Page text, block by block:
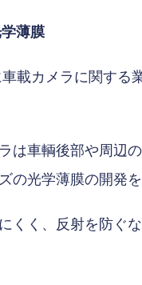
薄膜
載カメラに関する
は車輌後部や周辺
の光学薄膜の開発を
くく、反射を防ぐ